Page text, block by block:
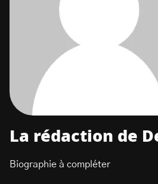
La rédaction de
Biographie à compléter